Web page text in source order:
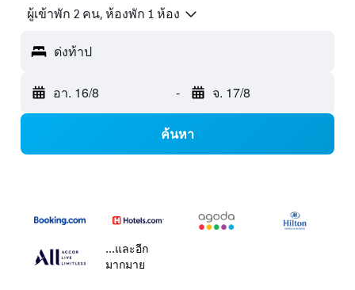
ผู้เข้าพัก 2 คน, ห้องพัก 1 ห้อง
ด่งท้าป
อา. 16/8 - จ. 17/8
ค้นหา
...และอีก
มากมาย